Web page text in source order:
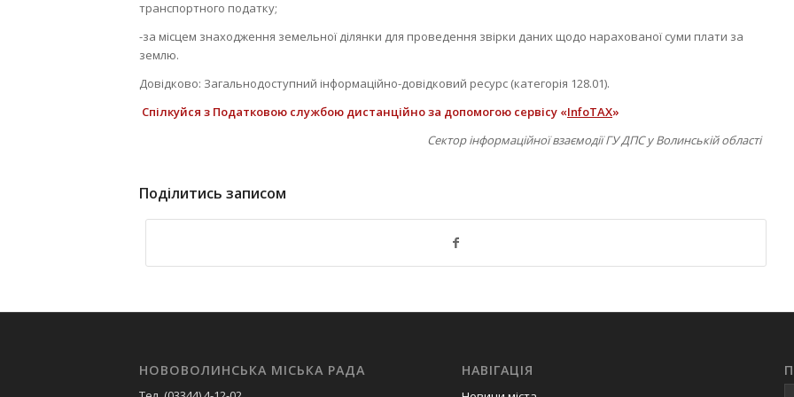
транспортного податку;
-за місцем знаходження земельної ділянки для проведення звірки даних щодо нарахованої суми плати за
землю.
Довідково: Загальнодоступний інформаційно-довідковий ресурс (категорія 128.01).
Спілкуйся з Податковою службою дистанційно за допомогою сервісу «InfoTAX»
Сектор інформаційної взаємодіїГУ ДПС у Волинській області
Поділитись записом
НОВОВОЛИНСЬКА МІСЬКА РАДА НАВІГАЦІЯ